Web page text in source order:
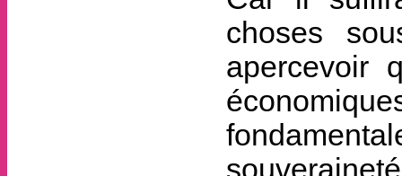
choses
apercevoir